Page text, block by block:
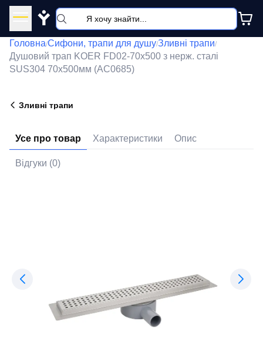
Y
Головна/Сифони, трапи для душу/Зливні трапи/
Душовий трап KOER FD02-70x500 з нерж. сталі
SUS304 70x500мм (AC0685)
Зливні трапи
Усе про товар Характеристики Опис
Відгуки (0)